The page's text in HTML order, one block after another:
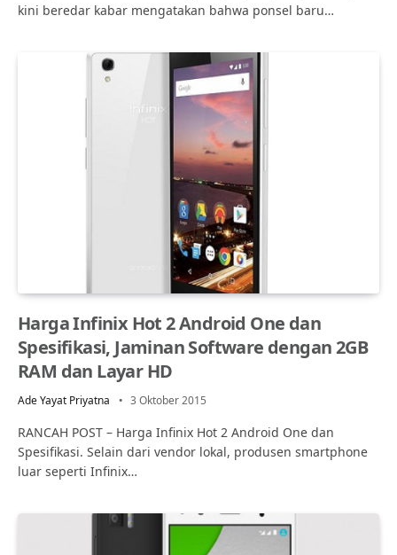
kini beredar kabar mengatakan bahwa ponsel baru…
Harga Infinix Hot 2 Android One dan
Spesifikasi, Jaminan Software dengan 2GB
RAM dan Layar HD
Ade Yayat Priyatna 3 Oktober 2015
RANCAH POST – Harga Infinix Hot 2 Android One dan
Spesifikasi. Selain dari vendor lokal, produsen smartphone
luar seperti Infinix…